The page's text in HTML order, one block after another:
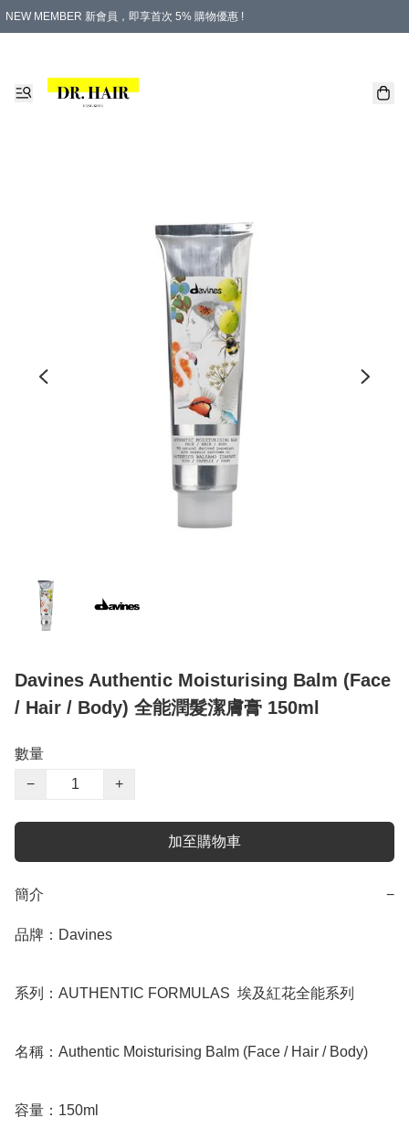
NEW MEMBER 新會員，即享首次 5% 購物優惠 !
Davines Authentic Moisturising Balm (Face
/ Hair / Body) 全能潤髮潔膚膏 150ml
數量
−
+
加至購物車
簡介 −
品牌：Davines
系列：AUTHENTIC FORMULAS  埃及紅花全能系列
名稱：Authentic Moisturising Balm (Face / Hair / Body)
容量：150ml